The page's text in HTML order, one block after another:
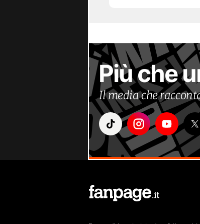
Più che
Il media che